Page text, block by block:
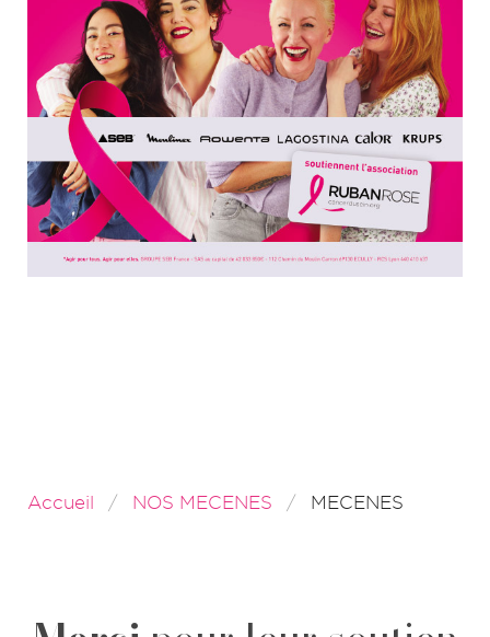
Accueil NOS MECENES MECENES